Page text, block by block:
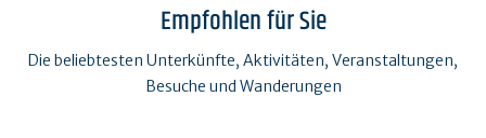
Empfohlen für Sie
Die beliebtesten Unterkünfte, Aktivitäten, Veranstaltungen,
Besuche und Wanderungen